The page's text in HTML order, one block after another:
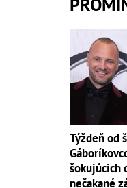
Týždeň od
šokujúcich
nečakané